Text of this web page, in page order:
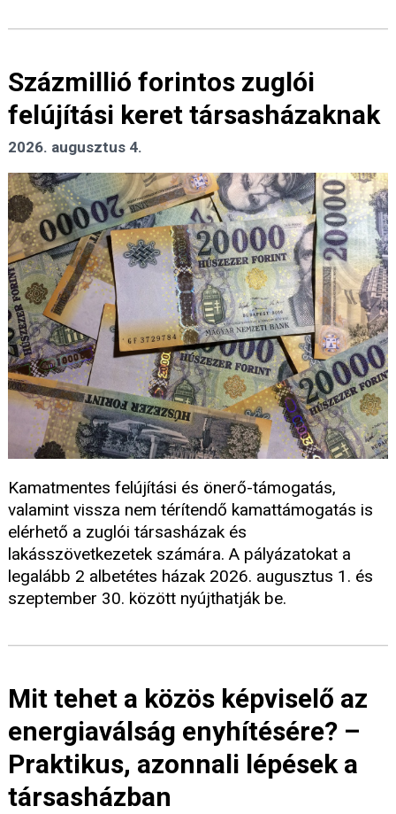
Százmillió forintos zuglói
felújítási keret társasházaknak
2026. augusztus 4.
Kamatmentes felújítási és önerő-támogatás,
valamint vissza nem térítendő kamattámogatás is
elérhető a zuglói társasházak és
lakásszövetkezetek számára. A pályázatokat a
legalább 2 albetétes házak 2026. augusztus 1. és
szeptember 30. között nyújthatják be.
Mit tehet a közös képviselő az
energiaválság enyhítésére? –
Praktikus, azonnali lépések a
társasházban